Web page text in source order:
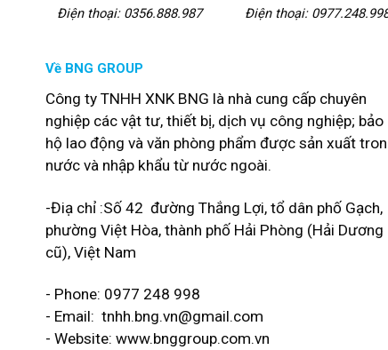
Điện thoại: 0356.888.987
Điện thoại:
Về BNG GROUP
Công ty TNHH XNK BNG là nhà cung cấp chuyên
nghiệp các vật tư, thiết bị, dịch vụ công nghiệp; bảo
hộ lao động và văn phòng phẩm được sản xuất
nước và nhập khẩu từ nước ngoài.
-Điạ chỉ :Số 42 đường Thắng Lợi, tổ dân phố Gạch,
phường Việt Hòa, thành phố Hải Phòng (Hải Dương
cũ), Việt Nam
- Phone: 0977 248 998
- Email: tnhh.bng.vn@gmail.com
- Website: www.bnggroup.com.vn